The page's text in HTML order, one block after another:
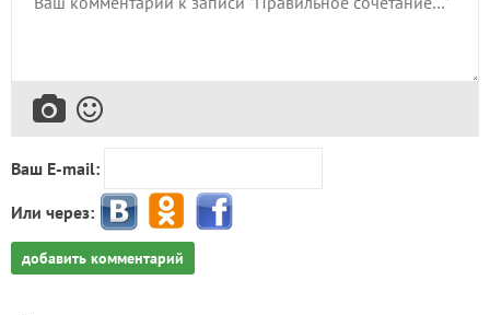
Ваш E-mail:
Или через:
добавить комментарий